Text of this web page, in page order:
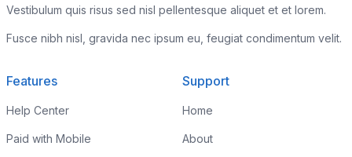
Vestibulum quis risus sed nisl pellentesque aliquet et et lorem.
Fusce nibh nisl, gravida nec ipsum eu, feugiat condimentum velit.
Features
Help Center
Paid with Mobile
Support
Home
About